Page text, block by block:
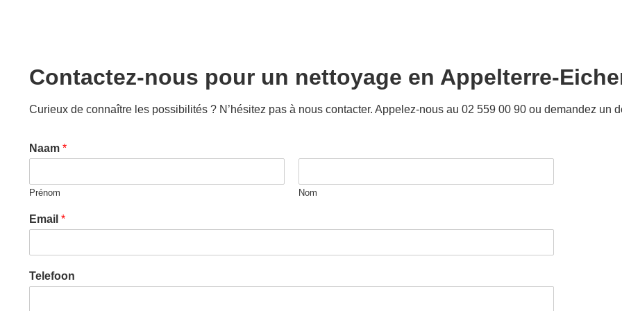
Contactez-nous pour un nettoyage en Appelterre-
Curieux de connaître les possibilités ? N’hésitez pas à nous contacter. Appelez-nous au 02 559 00 90 ou demandez un
Naam *
Prénom Nom
Email *
Telefoon